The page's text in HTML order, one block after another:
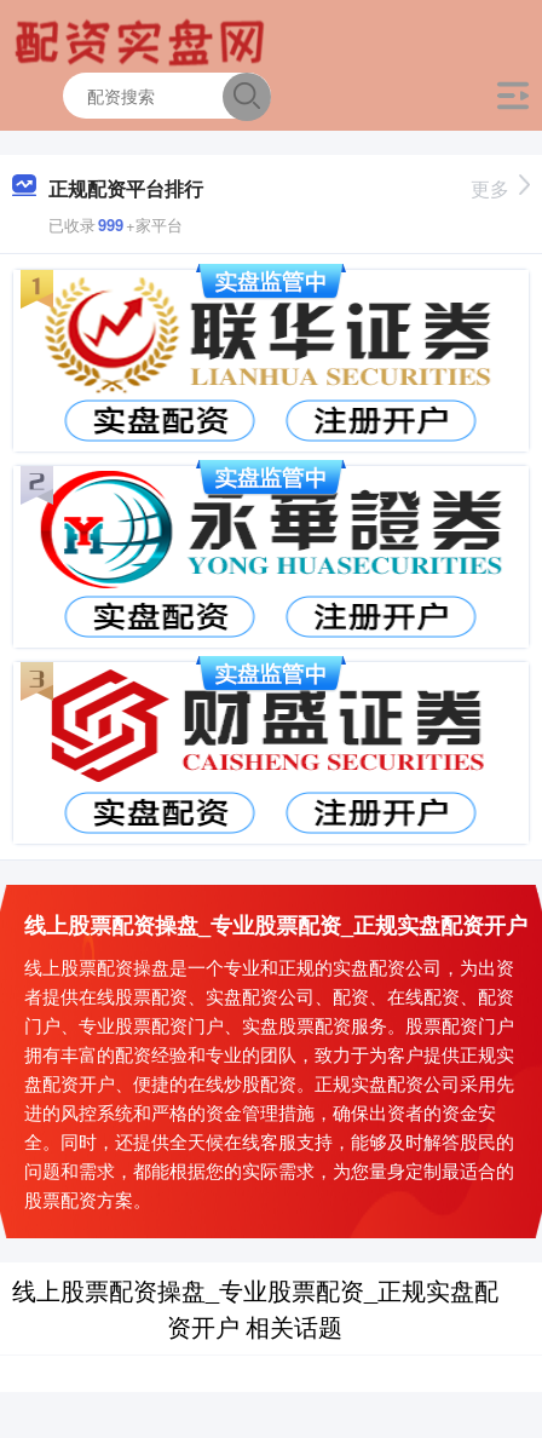
正规配资平台排行
已收录999+家平台
更多
线上股票配资操盘_专业股票配资_正规实盘配资开户
线上股票配资操盘是一个专业和正规的实盘配资公司，为出资
者提供在线股票配资、实盘配资公司、配资、在线配资、配资
门户、专业股票配资门户、实盘股票配资服务。股票配资门户
拥有丰富的配资经验和专业的团队，致力于为客户提供正规实
盘配资开户、便捷的在线炒股配资。正规实盘配资公司采用先
进的风控系统和严格的资金管理措施，确保出资者的资金安
全。同时，还提供全天候在线客服支持，能够及时解答股民的
问题和需求，都能根据您的实际需求，为您量身定制最适合的
股票配资方案。
线上股票配资操盘_专业股票配资_正规实盘配
资开户 相关话题